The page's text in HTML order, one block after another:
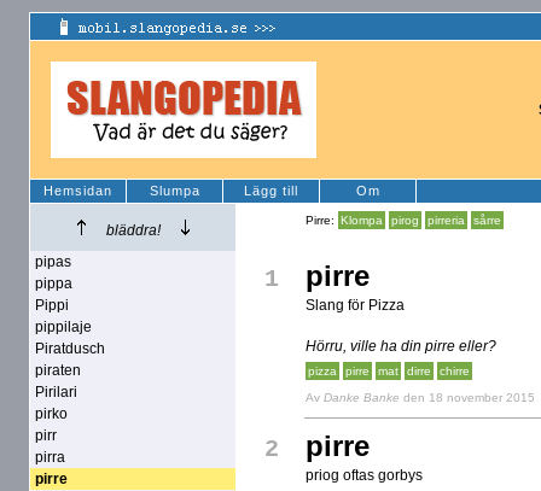
Hemsidan Slumpa Lägg till Om
bläddra!
pipas
pippa
Pippi
pippilaje
Piratdusch
piraten
Pirilari
pirko
pirr
pirra
pirre
Pirre: Klompa pirog pirreria sårre
1 pirre
Slang för Pizza
Hörru, ville ha din pirre eller?
pizza pirre mat dirre chirre
Av Danke Banke den 18 november 2015
2 pirre
priog oftas gorbys